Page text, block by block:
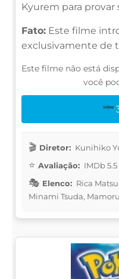
Kyurem para provar
Fato: Este filme
exclusivamente de
Este filme não está
você
Diretor: Kunihiko
Avaliação: IMDb 5.5
Elenco: Rica
Minami Tsuda,